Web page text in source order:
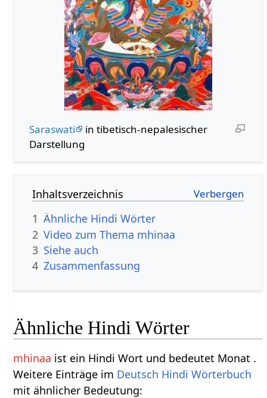
Saraswati
in tibetisch-nepalesischer
Darstellung
Inhaltsverzeichnis
1 Ähnliche Hindi Wörter
2 Video zum Thema mhinaa
3 Siehe auch
4 Zusammenfassung
Ähnliche Hindi Wörter
mhinaa ist ein Hindi Wort und bedeutet Monat .
Weitere Einträge im Deutsch Hindi Wörterbuch
mit ähnlicher Bedeutung: